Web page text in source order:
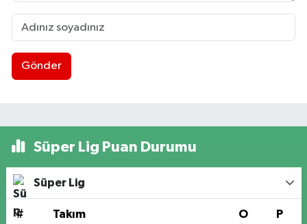
Gönder
Süper Lig Puan Durumu
Süper Lig
# Takım O P